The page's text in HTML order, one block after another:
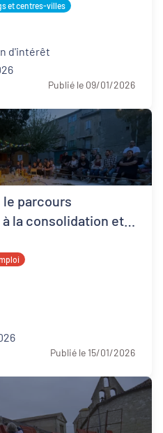
et centres-villes
d'intérêt
Publié le 09/01/2026
le parcours
la consolidation et
Publié le 15/01/2026